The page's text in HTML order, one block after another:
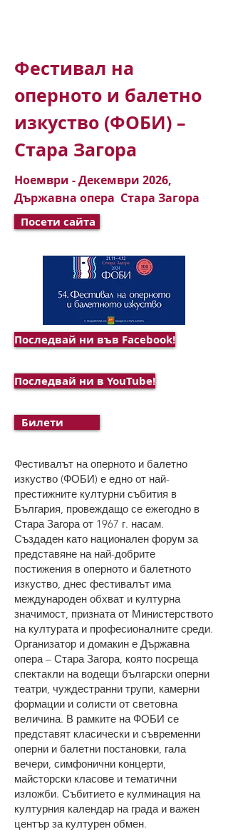
Фестивал на
оперното и балетно
изкуство (ФОБИ) –
Стара Загора
Ноември - Декември 2026,
Държавна опера Стара Загора
Посети сайта
Последвай ни във Facebook!
Последвай ни в YouTube!
Билети
Фестивалът на оперното и балетно
изкуство (ФОБИ) е едно от най-
престижните културни събития в
България, провеждащо се ежегодно в
Стара Загора от 1967 г. насам.
Създаден като национален форум за
представяне на най-добрите
постижения в оперното и балетното
изкуство, днес фестивалът има
международен обхват и културна
значимост, призната от Министерството
на културата и професионалните среди.
Организатор и домакин е Държавна
опера – Стара Загора, която посреща
спектакли на водещи български оперни
театри, чуждестранни трупи, камерни
формации и солисти от световна
величина. В рамките на ФОБИ се
представят класически и съвременни
оперни и балетни постановки, гала
вечери, симфонични концерти,
майсторски класове и тематични
изложби. Събитието е кулминация на
културния календар на града и важен
център за културен обмен.